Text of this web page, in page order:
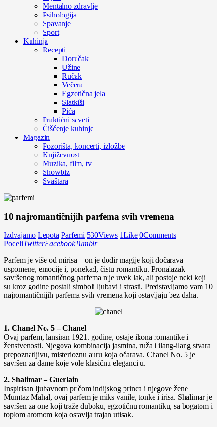
Mentalno zdravlje
Psihologija
Spavanje
Sport
Kuhinja
Recepti
Doručak
Užine
Ručak
Večera
Egzotična jela
Slatkiši
Pića
Praktični saveti
Čišćenje kuhinje
Magazin
Pozorišta, koncerti, izložbe
Književnost
Muzika, film, tv
Showbiz
Svaštara
10 najromantičnijih parfema svih vremena
Izdvajamo Lepota Parfemi 530Views 1Like 0Comments
PodeliTwitterFacebookTumblr
Parfem je više od mirisa – on je dodir magije koji dočarava
uspomene, emocije i, ponekad, čistu romantiku. Pronalazak
savršenog romantičnog parfema nije uvek lak, ali postoje neki koji
su kroz godine postali simboli ljubavi i strasti. Predstavljamo vam 10
najromantičnijih parfema svih vremena koji ostavljaju bez daha.
1. Chanel No. 5 – Chanel
Ovaj parfem, lansiran 1921. godine, ostaje ikona romantike i
ženstvenosti. Njegova kombinacija jasmina, ruža i ilang-ilang stvara
prepoznatljivu, misterioznu auru koja očarava. Chanel No. 5 je
savršen za dame koje vole klasičnu eleganciju.
2. Shalimar – Guerlain
Inspirisan ljubavnom pričom indijskog princa i njegove žene
Mumtaz Mahal, ovaj parfem je miks vanile, tonke i irisa. Shalimar je
savršen za one koji traže duboku, egzotičnu romantiku, sa bogatom i
toplom aromom koja ostavlja trajan utisak.